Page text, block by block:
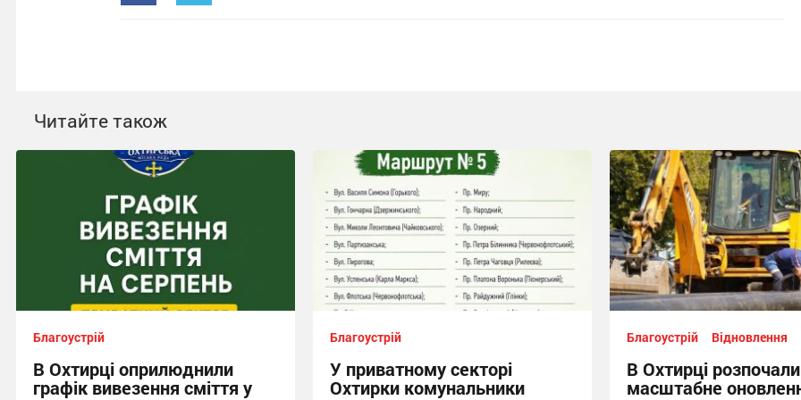
Читайте також
Благоустрій
В Охтирці оприлюднили
графік вивезення сміття у
Благоустрій
У приватному секторі
Охтирки комунальники
Благоустрій Відновлення
В Охтирці розпочали
масштабне